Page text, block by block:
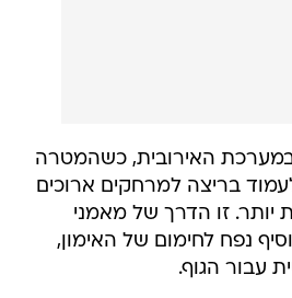
האירובית, כשהמטרה
בריצה למרחקים ארוכים
יותר. זו הדרך של מאמני
נפח לחימום של האימון,
עבור הגוף.